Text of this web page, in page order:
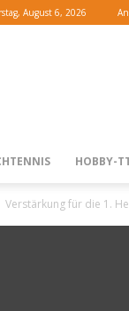
August 6, 2026
HOBBY-
Verstärkung für die 1.